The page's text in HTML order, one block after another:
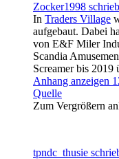
Zocker1998
In Traders Village
aufgebaut. Dabei
von E&F Miler
Scandia
Screamer bis 2019
Anhang anzeigen
Quelle
Zum Vergrößern
tpndc_thusie